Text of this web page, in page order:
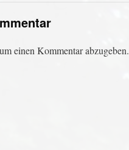
einen Kommentar abzugeben.